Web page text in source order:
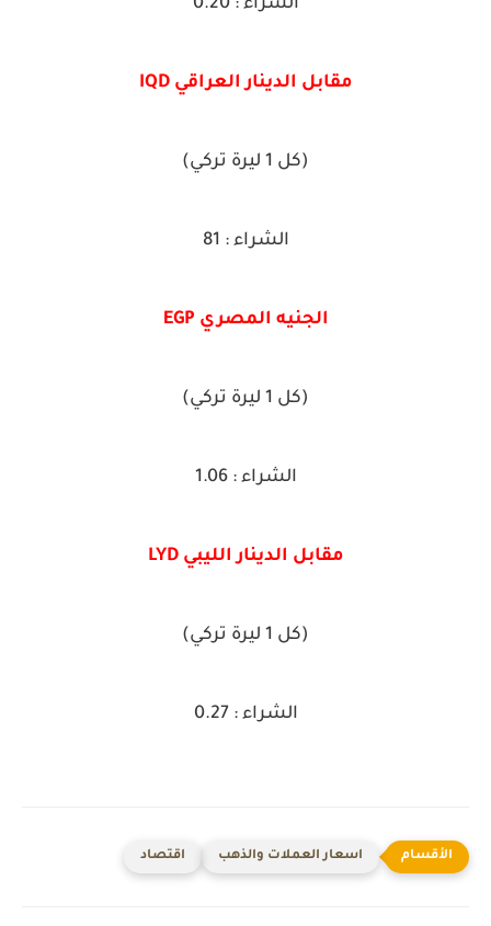
الشراء : 0.20
مقابل الدينار العراقي IQD
(كل 1 ليرة تركي)
الشراء : 81
الجنيه المصري EGP
(كل 1 ليرة تركي)
الشراء : 1.06
مقابل الدينار الليبي LYD
(كل 1 ليرة تركي)
الشراء : 0.27
اسعار العملات والذهب اقتصاد